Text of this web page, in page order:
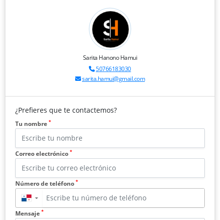
Sarita Hanono Hamui
50766183030
sarita.hamui@gmail.com
¿Prefieres que te contactemos?
Tu nombre *
Correo electrónico *
Número de teléfono *
▼
Mensaje *